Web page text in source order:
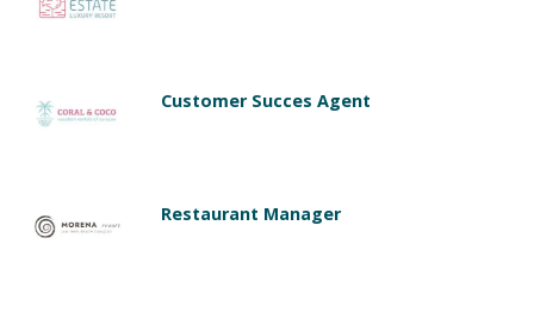
Customer Succes Agent
Restaurant Manager